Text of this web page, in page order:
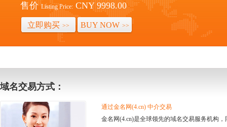
售价 Listing Price: CNY 9998.00
立即购买 >> BUY NOW >>
域名交易方式：
通过金名网(4.cn) 中介交易
金名网(4.cn)是全球领先的域名交易服务机构